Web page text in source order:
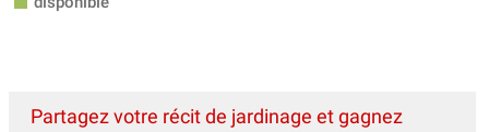
Partagez votre récit de jardinage et gagnez